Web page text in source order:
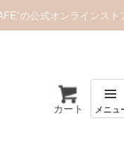
の公式オンラインスト
カート